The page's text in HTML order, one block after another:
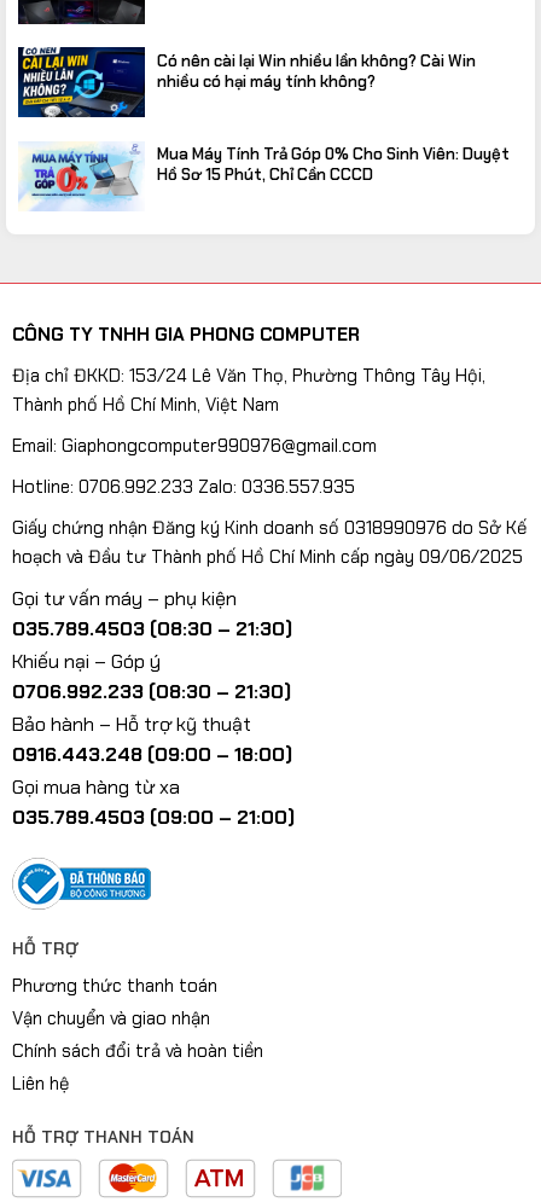
Có nên cài lại Win nhiều lần không? Cài Win
nhiều có hại máy tính không?
Mua Máy Tính Trả Góp 0% Cho Sinh Viên: Duyệt
Hồ Sơ 15 Phút, Chỉ Cần CCCD
CÔNG TY TNHH GIA PHONG COMPUTER
Địa chỉ ĐKKD: 153/24 Lê Văn Thọ, Phường Thông Tây Hội,
Thành phố Hồ Chí Minh, Việt Nam
Email: Giaphongcomputer990976@gmail.com
Hotline: 0706.992.233 Zalo: 0336.557.935
Giấy chứng nhận Đăng ký Kinh doanh số 0318990976 do Sở Kế
hoạch và Đầu tư Thành phố Hồ Chí Minh cấp ngày 09/06/2025
Gọi tư vấn máy – phụ kiện
035.789.4503 (08:30 – 21:30)
Khiếu nại – Góp ý
0706.992.233 (08:30 – 21:30)
Bảo hành – Hỗ trợ kỹ thuật
0916.443.248 (09:00 – 18:00)
Gọi mua hàng từ xa
035.789.4503 (09:00 – 21:00)
HỖ TRỢ
Phương thức thanh toán
Vận chuyển và giao nhận
Chính sách đổi trả và hoàn tiền
Liên hệ
HỖ TRỢ THANH TOÁN